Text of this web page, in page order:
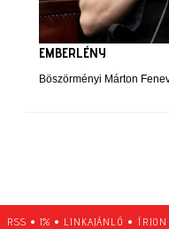
EMBERLÉNY
Böszörményi Márton
RSS • 1% • LINKAJÁNLÓ •